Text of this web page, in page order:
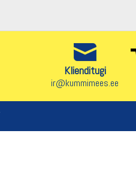
Klienditugi
ir@kummimees.ee